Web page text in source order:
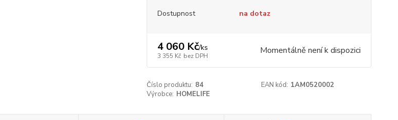
Dostupnost na dotaz
4 060 Kč/ks
3 355 Kč bez DPH Momentálně není k dispozici
Číslo produktu: 84 EAN kód: 1AM0520002
Výrobce: HOMELIFE